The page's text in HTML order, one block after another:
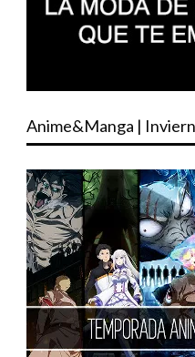
Anime&Manga |